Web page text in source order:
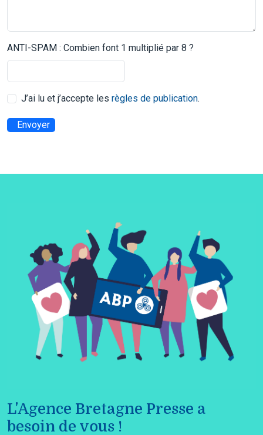
ANTI-SPAM : Combien font 1 multiplié par 8 ?
J’ai lu et j’accepte les règles de publication.
Envoyer
L'Agence Bretagne Presse a
besoin de vous !